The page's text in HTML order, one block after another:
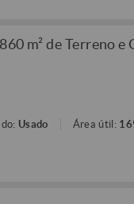
m² de Terreno e
Usado Área útil: